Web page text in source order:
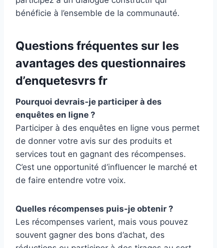
bénéficie à l’ensemble de la communauté.
Questions fréquentes sur les
avantages des questionnaires
d’enquetesvrs fr
Pourquoi devrais-je participer à des
enquêtes en ligne ?
Participer à des enquêtes en ligne vous permet
de donner votre avis sur des produits et
services tout en gagnant des récompenses.
C’est une opportunité d’influencer le marché et
de faire entendre votre voix.
Quelles récompenses puis-je obtenir ?
Les récompenses varient, mais vous pouvez
souvent gagner des bons d’achat, des